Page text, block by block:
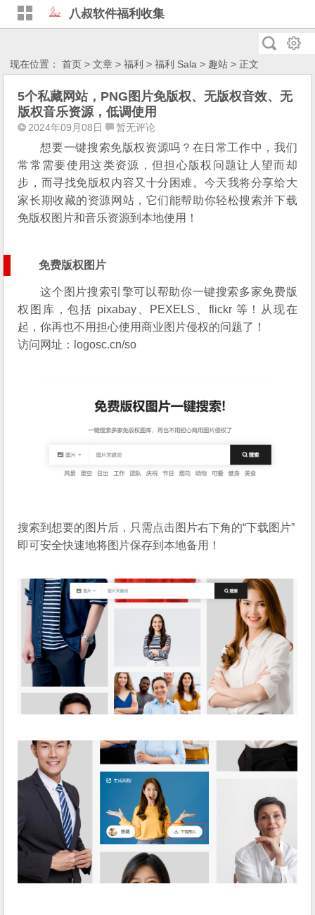
八叔软件福利收集
现在位置：首页 >文章 >福利 >福利 Sala > 趣站 > 正文
5个私藏网站，PNG图片免版权、无版权音效、无
版权音乐资源，低调使用
2024年09月08日 暂无评论
想要一键搜索免版权资源吗 ？在日常工作中，我们
常常需要使用这类资源，但担心版权问题让人望而却
步，而寻找免版权内容又十分困难。今天我将分享给大
家长期收藏的资源网站，它们能帮助你轻松搜索并下载
免版权图片和音乐资源到本地使用！
免费版权图片
这个图片搜索引擎可以帮助你一键搜索多家免费版
权图库，包括 pixabay、PEXELS、flickr 等！从现在
起，你再也不用担心使用商业图片侵权的问题了！
访问网址：
logosc.cn/so
搜索到想要的图片后，只需点击图片右下角的“下载图片”
即可安全快速地将图片保存到本地备用！